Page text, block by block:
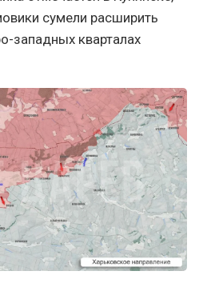
сумели расширить
западных кварталах